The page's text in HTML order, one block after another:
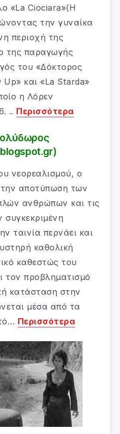
«La Ciociara»(Η
την γυναίκα
περιοχή της
της παραγωγής
του «Δόκτορος
και «La Starda»
η Λόρεν
.. Περισσότερα
νεορεαλισμού, o
αποτύπωση των
ανθρώπων και τις
συγκεκριμένη
ταινία περνάει και
καθολική
καθεστώς του
τον προβληματισμό
κατάσταση στην
μέσα από τα
Περισσότερα